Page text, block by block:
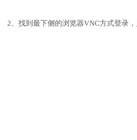
2、找到最下侧的浏览器VNC方式登录